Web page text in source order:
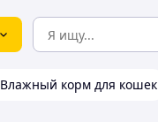
Влажный корм для кошек